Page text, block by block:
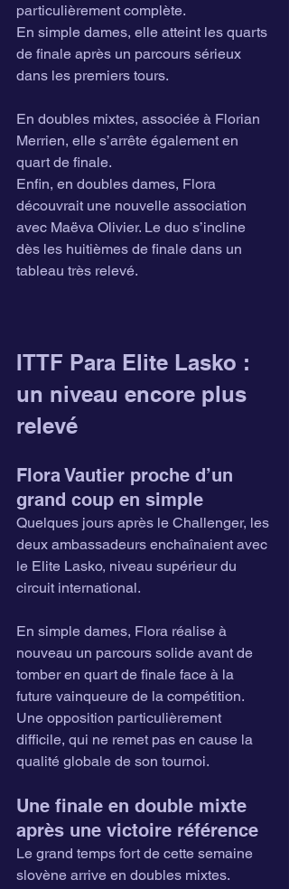
particulièrement complète.
En simple dames, elle atteint les quarts
de finale après un parcours sérieux
dans les premiers tours.
En doubles mixtes, associée à Florian
Merrien, elle s’arrête également en
quart de finale.
Enfin, en doubles dames, Flora
découvrait une nouvelle association
avec Maëva Olivier. Le duo s’incline
dès les huitièmes de finale dans un
tableau très relevé.
ITTF Para Elite Lasko :
un niveau encore plus
relevé
Flora Vautier proche d’un
grand coup en simple
Quelques jours après le Challenger, les
deux ambassadeurs enchaînaient avec
le Elite Lasko, niveau supérieur du
circuit international.
En simple dames, Flora réalise à
nouveau un parcours solide avant de
tomber en quart de finale face à la
future vainqueure de la compétition.
Une opposition particulièrement
difficile, qui ne remet pas en cause la
qualité globale de son tournoi.
Une finale en double mixte
après une victoire référence
Le grand temps fort de cette semaine
slovène arrive en doubles mixtes.